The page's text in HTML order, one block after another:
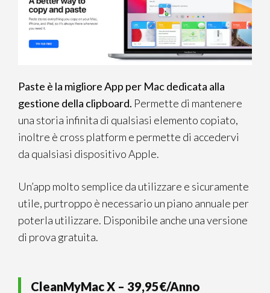
Paste è la migliore App per Mac dedicata alla
gestione della clipboard. Permette di mantenere
una storia infinita di qualsiasi elemento copiato,
inoltre è cross platform e permette di accedervi
da qualsiasi dispositivo Apple.
Un’app molto semplice da utilizzare e sicuramente
utile, purtroppo è necessario un piano annuale per
poterla utilizzare. Disponibile anche una versione
di prova gratuita.
CleanMyMac X – 39,95€/Anno